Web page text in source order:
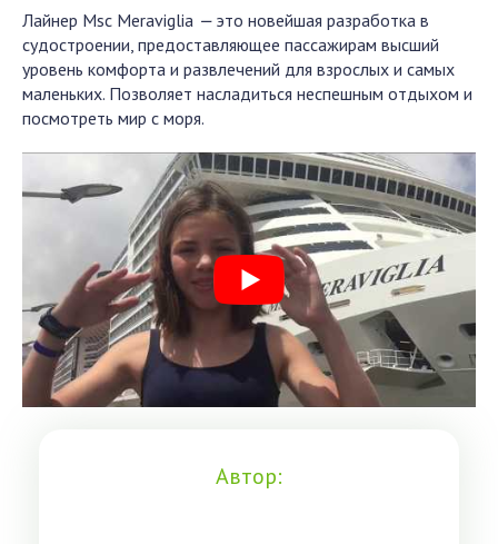
Лайнер Msc Meraviglia — это новейшая разработка в
судостроении, предоставляющее пассажирам высший
уровень комфорта и развлечений для взрослых и самых
маленьких. Позволяет насладиться неспешным отдыхом и
посмотреть мир с моря.
Автор: